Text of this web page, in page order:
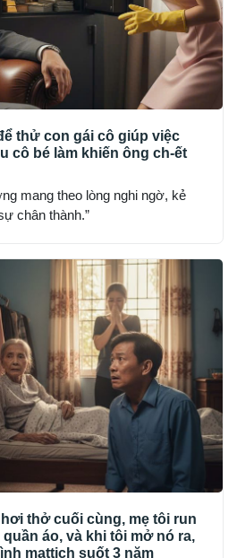
thử con gái cô giúp việc
cô bé làm khiến ông ch-ết
mang theo lòng nghi ngờ, kẻ
chân thành.”
thở cuối cùng, mẹ tôi run
áo, và khi tôi mở nó ra,
mattich suốt 3 năm